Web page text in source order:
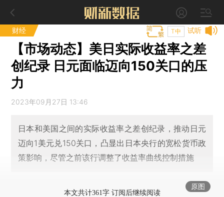
财经 试听
T中
【市场动态】美日实际收益率之差
创纪录 日元面临迈向150关口的压
力
2023年09月27日 13:46
日本和美国之间的实际收益率之差创纪录，推动日元
迈向1美元兑150关口，凸显出日本央行的宽松货币政
策影响，尽管之前该行调整了收益率曲线控制措施
原图
本文共计361字 订阅后继续阅读